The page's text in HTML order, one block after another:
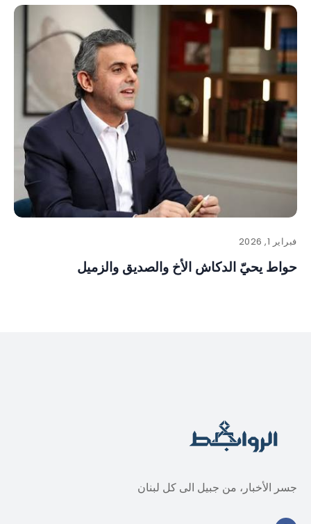
فبراير 1, 2026
حواط يحيّ الدكاش الأخ والصديق والزميل
جسر الأخبار، من جبيل الى كل لبنان